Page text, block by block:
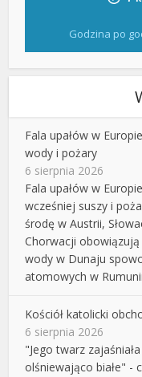
Godzina po
Fala upałów w
wody i pożary
6 sierpnia 2026
Fala upałów w
wcześniej suszy i
środę w Austrii,
Chorwacji
wody w Dunaju
atomowych w
Kościół katolicki
6 sierpnia 2026
"Jego twarz
olśniewająco białe" -